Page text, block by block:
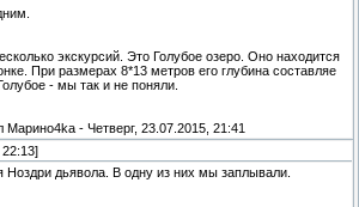
экскурсий. Это Голубое озеро. Оно находится
При размерах 8*13 метров его глубина составляе
- мы так и не поняли.
Марино4kа - Четверг, 23.07.2015, 21:41
Ноздри дьявола. В одну из них мы заплывали.